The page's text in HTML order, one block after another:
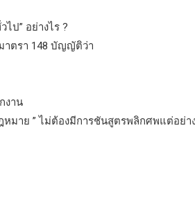
ป” อย่างไร ?
าตรา 148 บัญญัติว่า
งาน
มาย ” ไม่ต้องมีการชันสูตรพลิกศพแต่อย่า